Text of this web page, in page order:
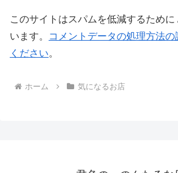
このサイトはスパムを低減するために
います。
コメントデータの処理方法
ください。
ホーム 気になるお店